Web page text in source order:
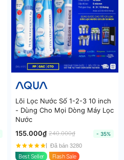
Lõi Lọc Nước Số 1-2-3 10 inch
- Dùng Cho Mọi Dòng Máy Lọc
Nước
155.000₫ 240.000₫
- 35%
Đã bán 3280
Best Seller Flash Sale